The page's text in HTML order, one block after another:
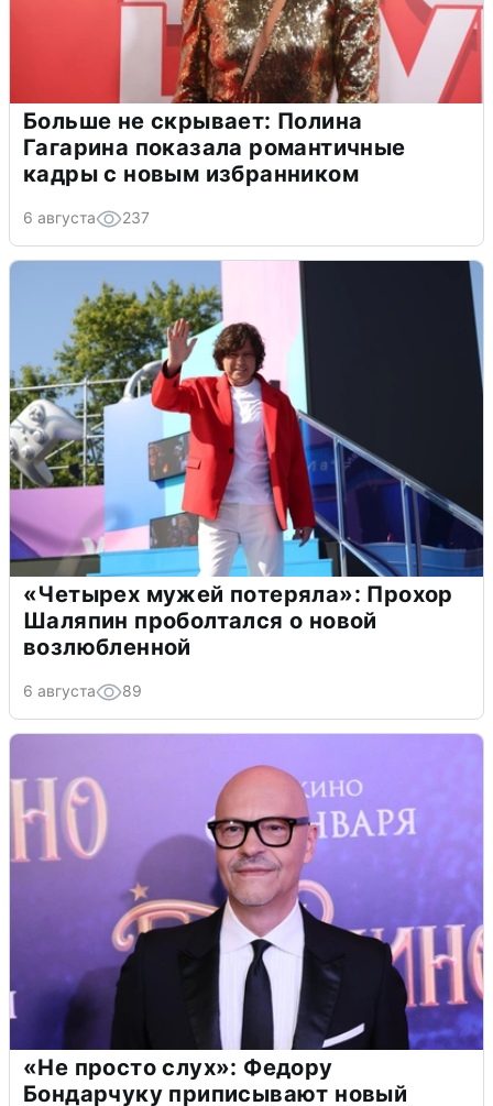
Больше не скрывает: Полина
Гагарина показала романтичные
кадры с новым избранником
6 августа 237
«Четырех мужей потеряла»: Прохор
Шаляпин проболтался о новой
возлюбленной
6 августа 89
«Не просто слух»: Федору
Бондарчуку приписывают новый